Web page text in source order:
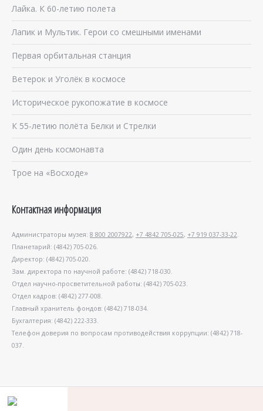
Лайка. К 60-летию полета
Лапик и Мультик. Герои со смешными именами
Первая орбитальная станция
Ветерок и Уголёк в космосе
Историческое рукопожатие в космосе
К 55-летию полёта Белки и Стрелки
Один день космонавта
Трое на «Восходе»
Контактная информация
Администраторы музея: 8 800 2007922, +7 4842 705-025, +7 919 037-33-22.
Планетарий: (4842) 705-026.
Директор: (4842) 705-020.
Зам. директора по научной работе: (4842) 718-030.
Отдел научно-просветительной работы: (4842) 705-023.
Отдел кадров: (4842) 277-008.
Главный хранитель фондов: (4842) 718-034.
Бухгалтерия: (4842) 222-333.
Телефон доверия по вопросам противодействия коррупции: (4842) 718-
037.